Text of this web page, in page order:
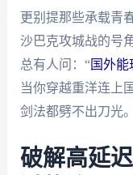
更别提那些承载青
沙巴克攻城战的号
总有人问：“国外能
当你穿越重洋连上
剑法都劈不出刀光
破解高延